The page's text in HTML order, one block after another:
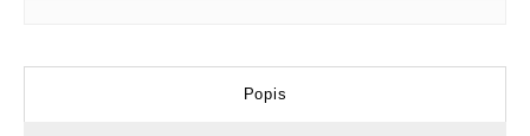
Popis